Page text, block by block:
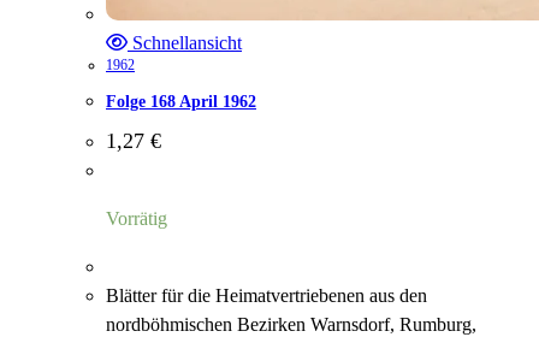
Schnellansicht
1962
Folge 168 April 1962
1,27 €
Vorrätig
Blätter für die Heimatvertriebenen aus den
nordböhmischen Bezirken Warnsdorf, Rumburg,